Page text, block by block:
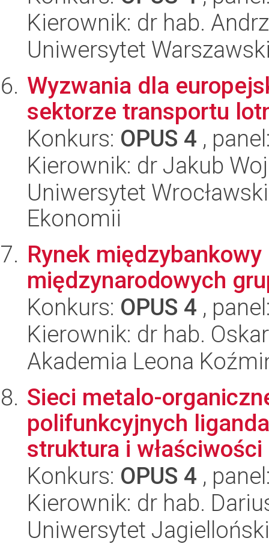
Kierownik: dr hab.
Uniwersytet
Wyzwania dla
sektorze transportu
Konkurs: OPUS 4 ,
Kierownik: dr Jakub
Uniwersytet
Ekonomii
Rynek
międzynarodowych
Konkurs: OPUS 4 ,
Kierownik: dr hab.
Akademia Leona
Sieci metalo-
polifunkcyjnych
struktura i
Konkurs: OPUS 4 ,
Kierownik: dr hab.
Uniwersytet